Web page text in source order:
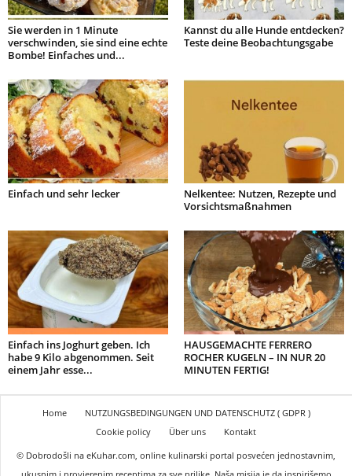
Sie werden in 1 Minute
verschwinden, sie sind eine echte
Bombe! Einfaches und...
Kannst du alle Hunde entdecken?
Teste deine Beobachtungsgabe
Einfach und sehr lecker
Nelkentee: Nutzen, Rezepte und
Vorsichtsmaßnahmen
Einfach ins Joghurt geben. Ich
habe 9 Kilo abgenommen. Seit
einem Jahr esse...
HAUSGEMACHTE FERRERO
ROCHER KUGELN – IN NUR 20
MINUTEN FERTIG!
Home
NUTZUNGSBEDINGUNGEN UND DATENSCHUTZ ( GDPR )
Cookie policy
Über uns
Kontakt
© Dobrodošli na eKuhar.com, online kulinarski portal posvećen jednostavnim,